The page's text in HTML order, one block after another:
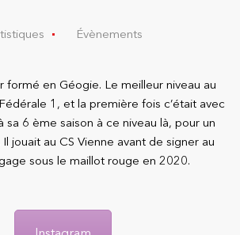
Évènements
formé en Géogie. Le meilleur niveau au
1, et la première fois c’était avec
sa 6 ème saison à ce niveau là, pour un
jouait au CS Vienne avant de signer au
sous le maillot rouge en 2020.